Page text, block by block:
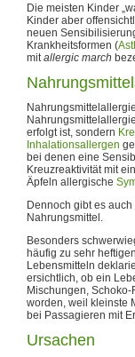
Die meisten Kinder
Kinder aber
neuen
Krankheitsformen (
mitallergic march
erfolgt ist, sondern
Inhalationsallergen
bei denen eine
Kreuzreaktivität mit
Äpfeln allergische
Dennoch gibt es
Nahrungsmittel.
Besonders
häufig zu sehr
Lebensmitteln
ersichtlich, ob ein
Mischungen,
worden, weil kleinste
bei Passagieren mit
Ursachen